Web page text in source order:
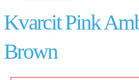
Kvarcit Pink
Brown